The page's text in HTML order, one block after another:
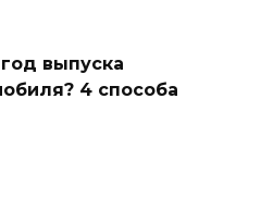
выпуска
4 способа